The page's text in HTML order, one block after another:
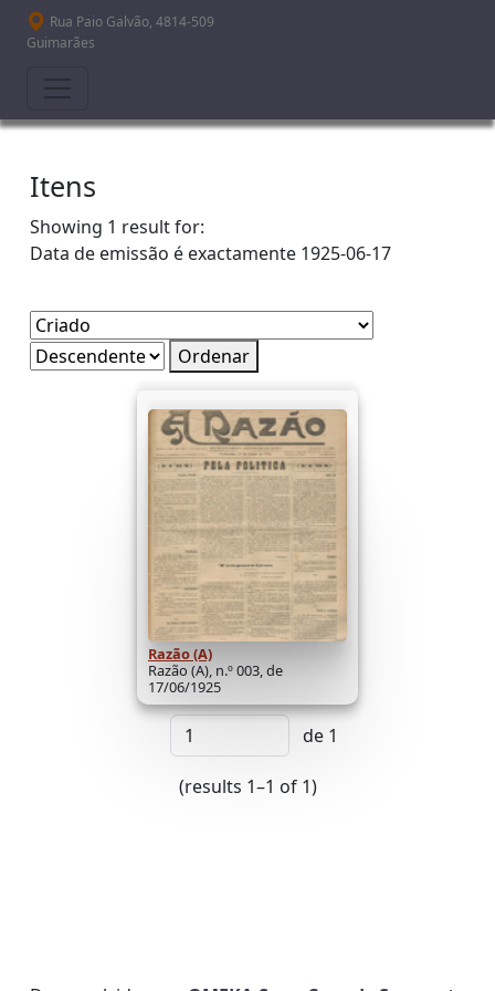
Passar para o conteúdo principal
Rua Paio Galvão, 4814-509
Guimarães
Itens
Showing 1 result for:
Data de emissão é exactamente 1925-06-17
Ordenar
Razão (A)
Razão (A), n.º 003, de
17/06/1925
de 1
(results 1–1 of 1)